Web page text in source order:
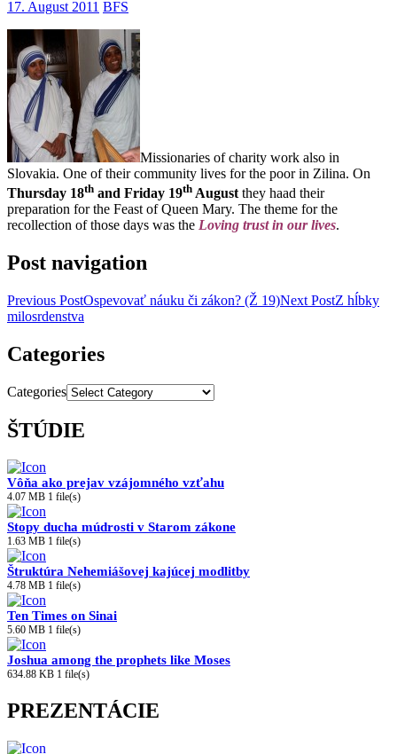
17. August 2011 BFS
Missionaries of charity work also in
Slovakia. One of their community lives for the poor in Zilina. On
Thursday 18th and Friday 19th August they haad their
preparation for the Feast of Queen Mary. The theme for the
recollection of those days was the Loving trust in our lives.
Post navigation
Previous PostOspevovať náuku či zákon? (Ž 19)Next PostZ hĺbky
milosrdenstva
Categories
Categories
ŠTÚDIE
Vôňa ako prejav vzájomného vzťahu
4.07 MB 1 file(s)
Stopy ducha múdrosti v Starom zákone
1.63 MB 1 file(s)
Štruktúra Nehemiášovej kajúcej modlitby
4.78 MB 1 file(s)
Ten Times on Sinai
5.60 MB 1 file(s)
Joshua among the prophets like Moses
634.88 KB 1 file(s)
PREZENTÁCIE